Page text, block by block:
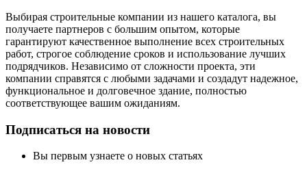
Выбирая строительные компании из нашего каталога, вы
получаете партнеров с большим опытом, которые
гарантируют качественное выполнение всех строительных
работ, строгое соблюдение сроков и использование лучших
подрядчиков. Независимо от сложности проекта, эти
компании справятся с любыми задачами и создадут надежное,
функциональное и долговечное здание, полностью
соответствующее вашим ожиданиям.
Подписаться на новости
Вы первым узнаете о новых статьях